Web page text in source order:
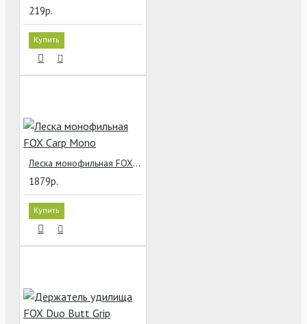
219р.
Купить
Леска монофильная FOX Carp Mono
1879р.
Купить